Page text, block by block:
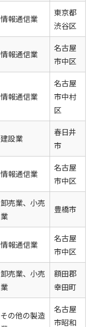
情報通信業
東京都
渋谷区
情報通信業
名古屋
市中区
情報通信業
名古屋
市中村
区
建設業
春日井
市
情報通信業
名古屋
市中区
卸売業、小売
業
豊橋市
情報通信業
名古屋
市中区
卸売業、小売
業
額田郡
幸田町
その他の製造
名古屋
市昭和